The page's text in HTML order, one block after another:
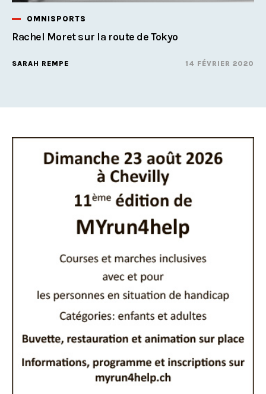
OMNISPORTS
Rachel Moret sur la route de Tokyo
SARAH REMPE 14 FÉVRIER 2020